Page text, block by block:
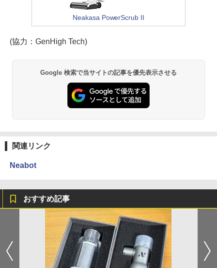
Neakasa PowerScrub II
(協力：GenHigh Tech)
Google 検索で当サイトの記事を優先表示させる
関連リンク
Neabot
おすすめ記事